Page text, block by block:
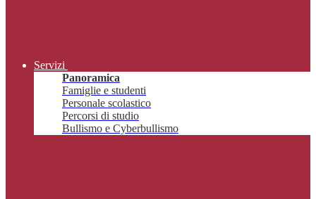
Servizi
Panoramica
Famiglie e studenti
Personale scolastico
Percorsi di studio
Bullismo e Cyberbullismo